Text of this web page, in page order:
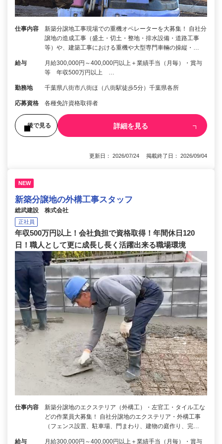
仕事内容
新築分譲地工事現場での重機オペレーターを大募集！ 自社分
譲地の造成工事（盛土・切土・整地・排水設備・道路工事
等）や、建築工事における重機や大型専門車輛の操縦・…
給与
月給300,000円～400,000円以上＋業績手当（月毎）・賞与
等 年収500万円以上 …
勤務地 千葉県八街市八街ほ（八街駅徒歩5分）千葉県各所
応募資格 各種免許資格取得者
後で見る 詳細を見る
更新日： 2026/07/24 掲載終了日： 2026/09/04
NEW
新築分譲地の外構工事スタッフ
総武建設 株式会社
正社員
年収500万円以上！会社負担で資格取得！年間休日120
日！職人として更に成長し長く活躍出来る職場環境
仕事内容
新築分譲地のエクステリア（外構工）・左官工・タイル工な
どの作業員大募集！ 自社分譲地のエクステリア・外構工事
（フェンス設置、駐車場、門まわり、建物の庭作り、完…
給与 月給300,000円～400,000円以上＋業績手当（月毎）・賞与